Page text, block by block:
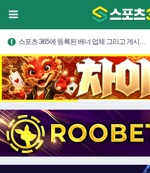
스포츠 365에 등록된 배너 업체 그리고 게시…